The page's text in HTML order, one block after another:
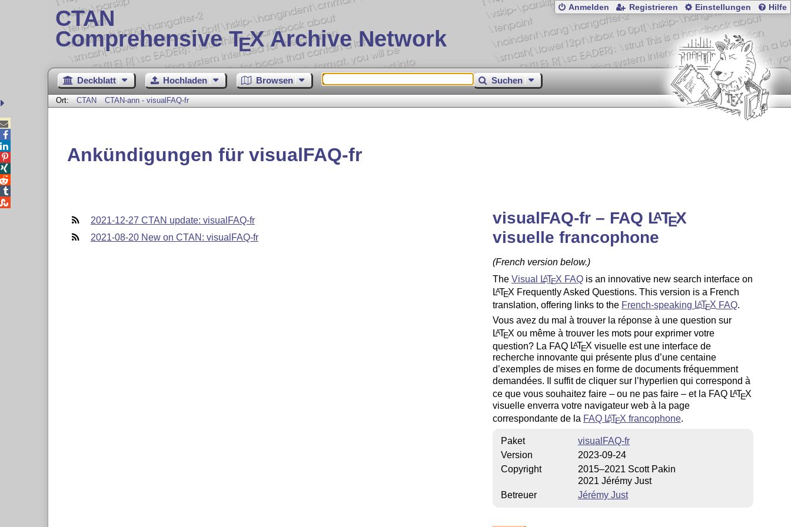
CTAN
Comprehensive TEX Archive Network
Anmelden Registrieren Einstellungen Hilfe
Deckblatt Hochladen Browsen Suchen
Ort: CTAN CTAN-ann - visualFAQ-fr
Ankündigungen für visualFAQ-fr
2021-12-27 CTAN update: visualFAQ-fr
2021-08-20 New on CTAN: visualFAQ-fr
visualFAQ-fr – FAQ LATEX
visuelle francophone
(French version below.)
The Visual LATEX FAQis an innovative new search interface on
LATEX Frequently Asked Questions. This version is a French
translation, offering links to the French-speaking LATEX FAQ.
Vous avez du mal à trouver la réponse à une question sur
LATEX ou même à trouver les mots pour exprimer votre
question? La FAQ LATEX visuelle est une interface de
recherche innovante qui présente plus d’une centaine
d’exemples de mises en forme de documents fréquemment
demandées. Il suffit de cliquer sur l’hyperlien qui correspond à
ce que vous souhaitez faire – ou ne pas faire – et la FAQ LATEX
visuelle enverra votre navigateur web à la page
correspondante de la FAQ LATEX francophone.
Paket
visualFAQ-fr
Version
2023-09-24
Copyright
2015–2021 Scott Pakin
2021 Jérémy Just
Betreuer
Jérémy Just




